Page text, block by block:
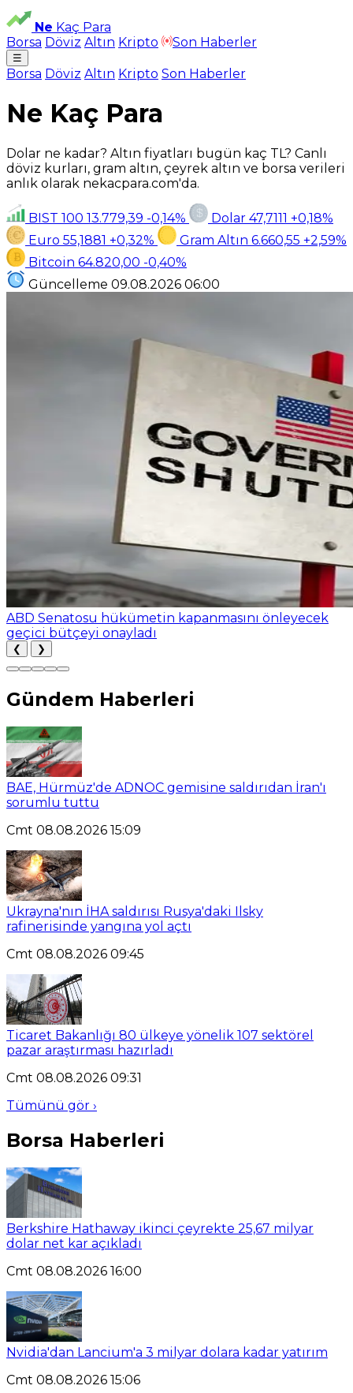
Ne Kaç Para
Borsa Döviz Altın Kripto Son Haberler
☰
Borsa Döviz Altın Kripto Son Haberler
Ne Kaç Para
Dolar ne kadar? Altın fiyatları bugün kaç TL? Canlı
döviz kurları, gram altın, çeyrek altın ve borsa verileri
anlık olarak nekacpara.com'da.
BIST 100 13.779,39 -0,14% Dolar 47,7111 +0,18%
Euro 55,1881 +0,32% Gram Altın 6.660,55 +2,59%
Bitcoin 64.820,00 -0,40%
Güncelleme 09.08.2026 06:00
ABD Senatosu hükümetin kapanmasını önleyecek
geçici bütçeyi onayladı
❮ ❯
Gündem Haberleri
BAE, Hürmüz'de ADNOC gemisine saldırıdan İran'ı
sorumlu tuttu
Cmt 08.08.2026 15:09
Ukrayna'nın İHA saldırısı Rusya'daki Ilsky
rafinerisinde yangına yol açtı
Cmt 08.08.2026 09:45
Ticaret Bakanlığı 80 ülkeye yönelik 107 sektörel
pazar araştırması hazırladı
Cmt 08.08.2026 09:31
Tümünü gör ›
Borsa Haberleri
Berkshire Hathaway ikinci çeyrekte 25,67 milyar
dolar net kar açıkladı
Cmt 08.08.2026 16:00
Nvidia'dan Lancium'a 3 milyar dolara kadar yatırım
Cmt 08.08.2026 15:06